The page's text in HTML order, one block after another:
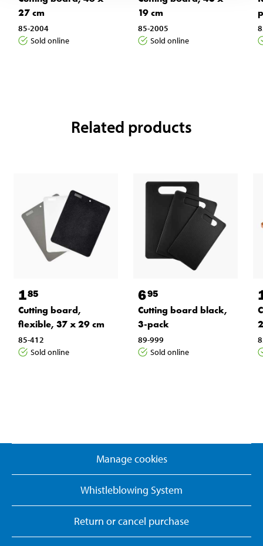
27 cm
85-2004
Sold online
19 cm
85-2005
Sold online
Related products
185
Cutting board,
flexible, 37 x 29 cm
85-412
Sold online
695
Cutting board black,
3-pack
89-999
Sold online
Manage cookies
Whistleblowing System
Return or cancel purchase